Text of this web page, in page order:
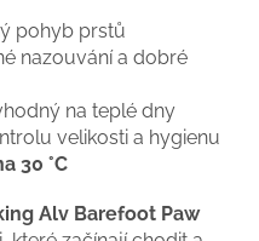
pohyb prstů
nazouvání a dobré
na teplé dny
velikosti a hygienu
30 °C
Alv Barefoot Paw